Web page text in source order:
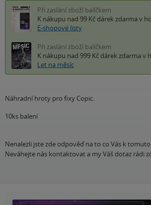
Při zaslání zboží balíčkem
K nákupu nad 99 Kč dárek zdarma v
E-shopové listy
Při zaslání zboží balíčkem
K nákupu nad 999 Kč dárek zdarma v
Let na měsíc
Náhradní hroty pro fixy Copic.
10ks balení
Nenalezli jste zde odpověď na to co Vás k
Neváhejte nás kontaktovat a my Váš dotaz rádi